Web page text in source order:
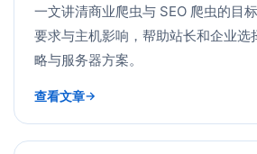
一文讲清商业爬虫与 SEO 爬虫的目
要求与主机影响，帮助站长和企业选
略与服务器方案。
查看文章